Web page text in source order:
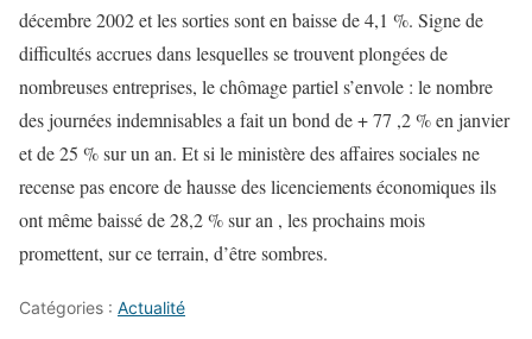
décembre 2002 et les sorties sont en baisse de 4,1 %. Signe de
difficultés accrues dans lesquelles se trouvent plongées de
nombreuses entreprises, le chômage partiel s’envole : le nombre
des journées indemnisables a fait un bond de + 77 ,2 % en janvier
et de 25 % sur un an. Et si le ministère des affaires sociales ne
recense pas encore de hausse des licenciements économiques ils
ont même baissé de 28,2 % sur an , les prochains mois
promettent, sur ce terrain, d’être sombres.
Catégories : Actualité